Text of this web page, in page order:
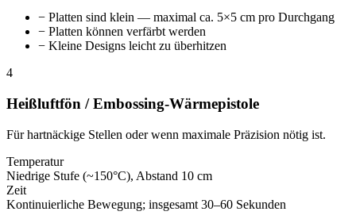
− Platten sind klein — maximal ca. 5×5 cm pro Durchgang
− Platten können verfärbt werden
− Kleine Designs leicht zu überhitzen
4
Heißluftfön / Embossing-Wärmepistole
Für hartnäckige Stellen oder wenn maximale Präzision nötig ist.
Temperatur
Niedrige Stufe (~150°C), Abstand 10 cm
Zeit
Kontinuierliche Bewegung; insgesamt 30–60 Sekunden